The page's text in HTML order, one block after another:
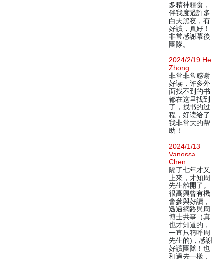
多精神糧食，
伴我度過許多
白天黑夜，有
好讀，真好！
非常感謝幕後
團隊。
2024/2/19 He
Zhong
非常非常感谢
好读，许多外
面找不到的书
都在这里找到
了，找书的过
程，好读给了
我非常大的帮
助！
2024/1/13
Vanessa
Chen
隔了七年才又
上來，才知周
先生離開了。
很高興曾有機
會參與好讀，
透過網路與周
博士共事（真
也才知道的，
一直只稱呼周
先生的)，感謝
好讀團隊！也
和過去一樣，